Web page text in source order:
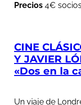
Precios 4€
CINE
Y JAVIER
«Dos en la
Un viaje de